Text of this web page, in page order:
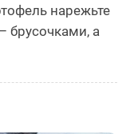
нарежьте
брусочками, а